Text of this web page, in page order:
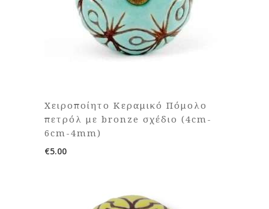
Χειροποίητο Κεραμικό Πόμολο
πετρόλ με bronze σχέδιο (4cm-
6cm-4mm)
€5.00